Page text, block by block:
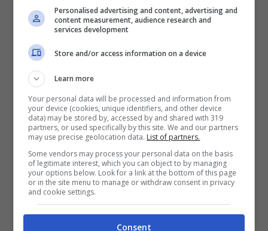
nell’ufficio politico del Commissriato, è
stata poi successivamente riposta –
precisano dalla Questura – insieme a tutti
gli altri reperti.
Personalised advertising and content, advertising and
content measurement, audience research and
services development
Store and/or access information on a device
Learn more
Your personal data will be processed and information from
your device (cookies, unique identifiers, and other device
data) may be stored by, accessed by and shared with 319
partners, or used specifically by this site. We and our partners
may use precise geolocation data. List of partners.
Some vendors may process your personal data on the basis
of legitimate interest, which you can object to by managing
your options below. Look for a link at the bottom of this page
or in the site menu to manage or withdraw consent in privacy
and cookie settings.
Consent